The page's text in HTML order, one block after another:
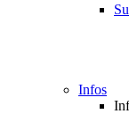
Infos